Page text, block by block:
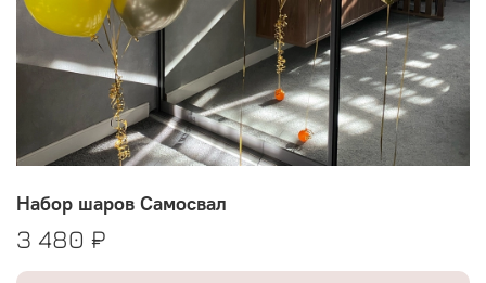
Набор шаров Самосвал
3 480 ₽